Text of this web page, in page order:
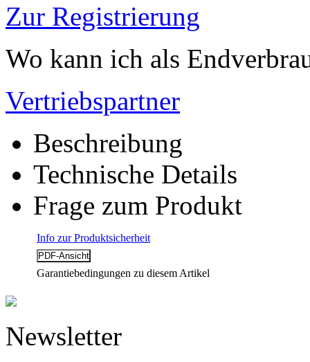
Zur Registrierung
Wo kann ich als
Vertriebspartner
Beschreibung
Technische Details
Frage zum Produkt
Info zur Produktsicherheit
Garantiebedingungen zu diesem Artikel
Newsletter